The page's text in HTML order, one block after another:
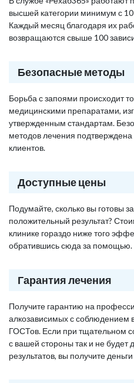
высшей категории минимум с
Каждый месяц благодаря их
возвращаются свыше 100
Безопасные методы
Борьба с запоями происходит
медицинскими препаратами,
утвержденным стандартам.
методов лечения
клиентов.
Доступные цены
Подумайте, сколько вы готовы
положительный результат?
клинике гораздо ниже того
обратившись сюда за помощью.
Гарантия лечения
Получите гарантию на
алкозависимых с соблюдением
ГОСТов. Если при тщательном
с вашей стороны так и не будет
результатов, вы получите